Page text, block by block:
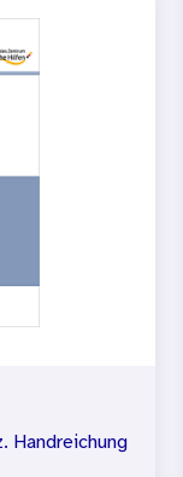
Handreichung